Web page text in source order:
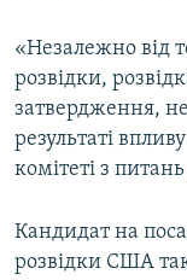
«Незалежно від
розвідки,
затвердження,
результаті
комітеті з
Кандидат на
розвідки США